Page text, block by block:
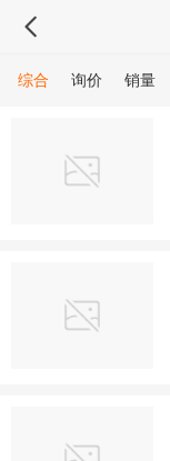
综合 询价 销量